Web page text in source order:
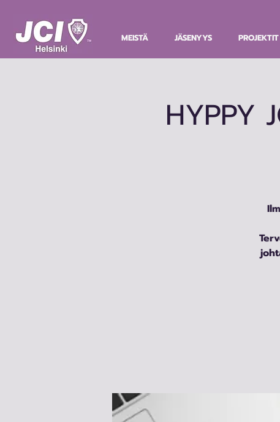
MEISTÄ JÄSENYYS PROJEKTIT
HYPPY